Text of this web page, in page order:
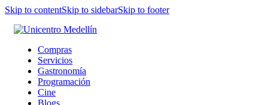
Skip to contentSkip to sidebarSkip to footer
Compras
Servicios
Gastronomía
Programación
Cine
Blogs